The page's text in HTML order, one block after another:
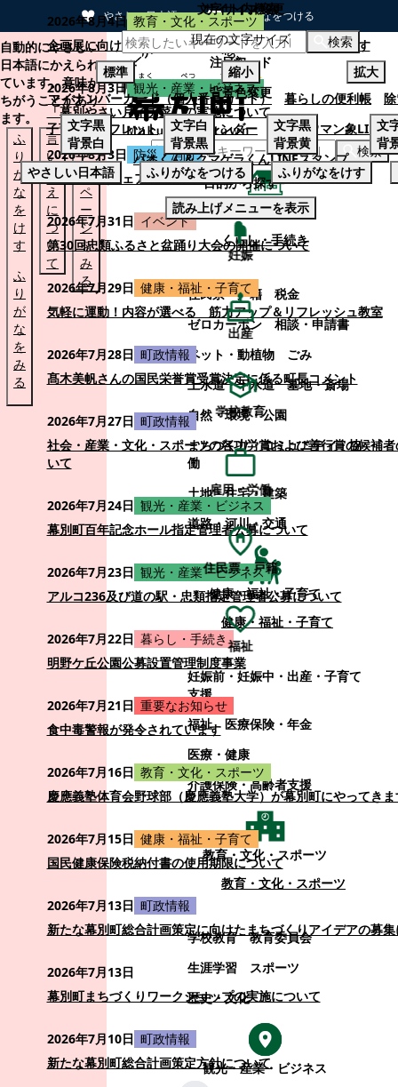
やさしい日本語 ひらがなをつける
本文へスキップする
自動的にやさしい
日本語にかえられ
ています。意味が
ちがうことがあり
ます。
ふ
り
が
な
を
け
す
ふ
り
が
な
を
み
る
言
い
替
え
に
つ
い
て
も
と
の
ペ
ー
ジ
を
み
る
検索
くらし・手続き
くらし・手続き
住民票・戸籍
税金
ゼロカーボン
相談・申請書
ペット・動植物
ごみ
上水道・下水道
墓地・斎場
自然・環境・公園
まちづくり・コミュニティ・協
働
土地・住宅・建築
道路・河川・交通
健康・福祉・子育て
健康・福祉・子育て
妊娠前・妊娠中・出産・子育て
支援
福祉
医療保険・年金
医療・健康
介護保険・高齢者支援
教育・文化・スポーツ
教育・文化・スポーツ
学校教育
教育委員会
生涯学習
スポーツ
歴史・文化
観光・産業・ビジネス
2026年8月4日 教育・文化・スポーツ
企画展に向けて：安東ウメ子さんとの思い出を募集します
2026年8月3日 観光・産業・ビジネス
「幕別やさい月イチ菜」の実施について
2026年8月3日 防災・消防
幕別町防災フェアの開催について
2026年7月31日 イベント
第30回忠類ふるさと盆踊り大会の開催について
2026年7月29日 健康・福祉・子育て
気軽に運動！内容が選べる 筋力アップ＆リフレッシュ教室
2026年7月28日 町政情報
髙木美帆さんの国民栄誉賞受賞決定に係る町長コメント
2026年7月27日 町政情報
社会・産業・文化・スポーツの各功労賞および善行賞の候補
いて
2026年7月24日 観光・産業・ビジネス
幕別町百年記念ホール指定管理者公募について
2026年7月23日 観光・産業・ビジネス
アルコ236及び道の駅・忠類指定管理者公募について
2026年7月22日 暮らし・手続き
明野ケ丘公園公募設置管理制度事業
2026年7月21日 重要なお知らせ
食中毒警報が発令されています
2026年7月16日 教育・文化・スポーツ
慶應義塾体育会野球部（慶應義塾大学）が幕別町にやってき
2026年7月15日 健康・福祉・子育て
国民健康保険税納付書の使用期限について
2026年7月13日 町政情報
新たな幕別町総合計画策定に向けたまちづくりアイデアの募
2026年7月13日
幕別町まちづくりワークショップの実施について
2026年7月10日 町政情報
新たな幕別町総合計画策定方針について
サイト内検索
検索
注目ワード
マイナンバーカード（個人番号カード） 暮らしの便利帳
子育てパンフレット
ごみカレンダー
忠類ナウマン象LINE
パオくん＆クマゲラくんLINEスタンプ
目的から探す
妊娠
出産
学校教育
雇用・労働
住民票・戸籍
福祉
文字サイズ変更
現在の文字サイズ
標準
縮小
拡大
背景色変更
文字黒
背景白
文字白
背景黒
文字黒
背景黄
文
背
やさしい日本語
ふりがなをつける ふりがなをけす
読み上げメニューを表示